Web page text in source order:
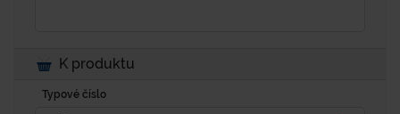
K produktu
Typové číslo